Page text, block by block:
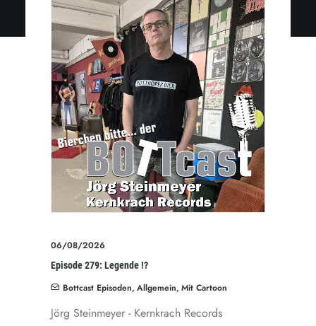
06/08/2026
Episode 279: Legende !?
Bottcast Episoden, Allgemein, Mit Cartoon
Jörg Steinmeyer - Kernkrach Records